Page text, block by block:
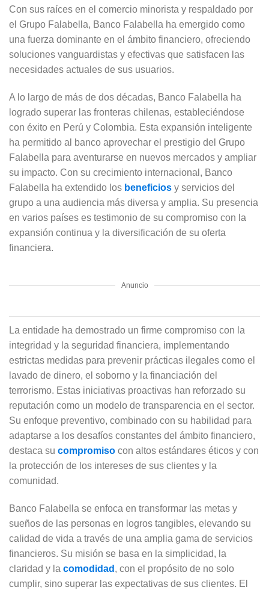
Con sus raíces en el comercio minorista y respaldado por
el Grupo Falabella, Banco Falabella ha emergido como
una fuerza dominante en el ámbito financiero, ofreciendo
soluciones vanguardistas y efectivas que satisfacen las
necesidades actuales de sus usuarios.
A lo largo de más de dos décadas, Banco Falabella ha
logrado superar las fronteras chilenas, estableciéndose
con éxito en Perú y Colombia. Esta expansión inteligente
ha permitido al banco aprovechar el prestigio del Grupo
Falabella para aventurarse en nuevos mercados y ampliar
su impacto. Con su crecimiento internacional, Banco
Falabella ha extendido los beneficios y servicios del
grupo a una audiencia más diversa y amplia. Su presencia
en varios países es testimonio de su compromiso con la
expansión continua y la diversificación de su oferta
financiera.
Anuncio
La entidade ha demostrado un firme compromiso con la
integridad y la seguridad financiera, implementando
estrictas medidas para prevenir prácticas ilegales como el
lavado de dinero, el soborno y la financiación del
terrorismo. Estas iniciativas proactivas han reforzado su
reputación como un modelo de transparencia en el sector.
Su enfoque preventivo, combinado con su habilidad para
adaptarse a los desafíos constantes del ámbito financiero,
destaca su compromiso con altos estándares éticos y con
la protección de los intereses de sus clientes y la
comunidad.
Banco Falabella se enfoca en transformar las metas y
sueños de las personas en logros tangibles, elevando su
calidad de vida a través de una amplia gama de servicios
financieros. Su misión se basa en la simplicidad, la
claridad y la comodidad , con el propósito de no solo
cumplir, sino superar las expectativas de sus clientes. El